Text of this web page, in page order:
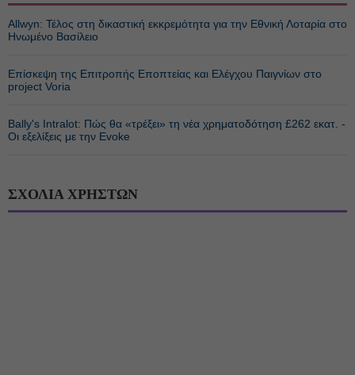
Allwyn: Τέλος στη δικαστική εκκρεμότητα για την Εθνική Λοταρία στο
Ηνωμένο Βασίλειο
Επίσκεψη της Επιτροπής Εποπτείας και Ελέγχου Παιγνίων στο
project Voria
Bally's Intralot: Πώς θα «τρέξει» τη νέα χρηματοδότηση £262 εκατ. -
Οι εξελίξεις με την Evoke
ΣΧΟΛΙΑ ΧΡΗΣΤΩΝ